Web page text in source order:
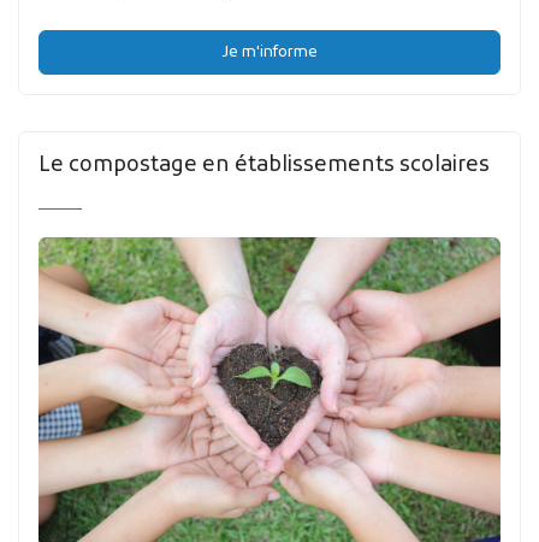
Je m'informe
Le compostage en établissements scolaires